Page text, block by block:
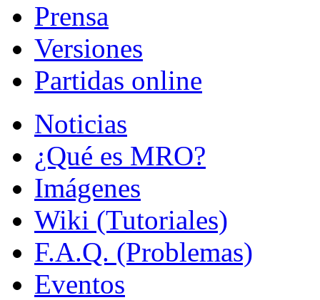
Prensa
Versiones
Partidas online
Noticias
¿Qué es MRO?
Imágenes
Wiki (Tutoriales)
F.A.Q. (Problemas)
Eventos